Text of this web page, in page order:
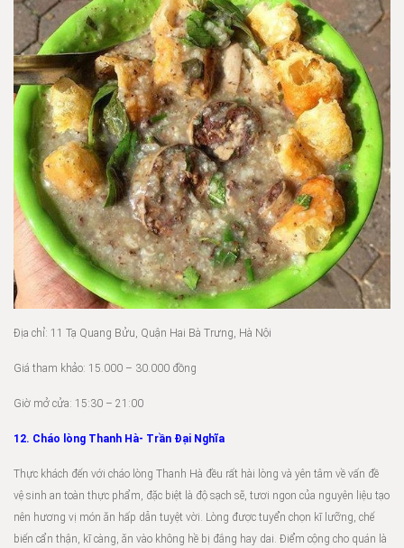
Địa chỉ: 11 Tạ Quang Bửu, Quận Hai Bà Trưng, Hà Nội
Giá tham khảo: 15.000 – 30.000 đồng
Giờ mở cửa: 15:30 – 21:00
12. Cháo lòng Thanh Hà- Trần Đại Nghĩa
Thực khách đến với cháo lòng Thanh Hà đều rất hài lòng và yên tâm về vấn đề
vệ sinh an toàn thực phẩm, đặc biệt là độ sạch sẽ, tươi ngon của nguyên liệu tạo
nên hương vị món ăn hấp dẫn tuyệt vời. Lòng được tuyển chọn kĩ lưỡng, chế
biến cẩn thận, kĩ càng, ăn vào không hề bị đắng hay dai. Điểm cộng cho quán là